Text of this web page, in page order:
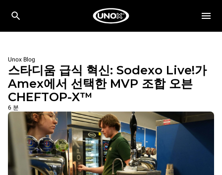
Unox Blog
스타디움 급식 혁신: Sodexo Live!가
Amex에서 선택한 MVP 조합 오븐
CHEFTOP-X™
6 분